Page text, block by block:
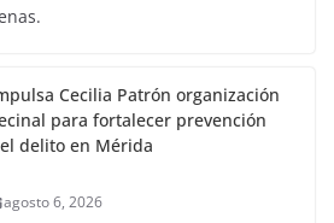
Cecilia Patrón organización
para fortalecer prevención
delito en Mérida
agosto 6, 2026